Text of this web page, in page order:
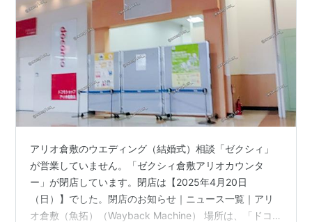
アリオ倉敷のウエディング（結婚式）相談「ゼクシィ」
が営業していません。「ゼクシィ倉敷アリオカウンタ
ー」が閉店しています。閉店は【2025年4月20日
（日）】でした。閉店のお知らせ｜ニュース一覧｜アリ
オ倉敷（魚拓）（Wayback Machine） 場所は、「ドコ